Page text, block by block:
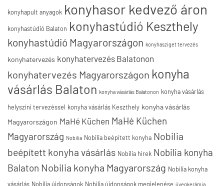
konyhapult anyagok konyhasor kedvező áron
konyhastúdió Balaton konyhastúdió Keszthely
konyhastúdió Magyarországon konyhasziget tervezés
konyhatervezés konyhatervezés Balatonon
konyhatervezés Magyarországon konyha
vásárlás Balaton konyha vásárlás Balatonon konyha vásárlás
helyszíni tervezéssel konyha vásárlás Keszthely konyha vásárlás
Magyarországon MaHé Küchen MaHé Küchen
Magyarország Nobilia Nobilia beépített konyha Nobilia
beépített konyha vásárlás Nobilia hírek Nobilia konyha
Balaton Nobilia konyha Magyarország Nobilia konyha
vásárlás Nobilia újdonságok Nobilia újdonságok megjelenése üvegkerámia